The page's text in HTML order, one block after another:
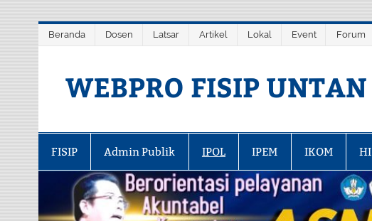
Beranda Dosen Latsar Artikel Lokal Event Forum
WEBPRO FISIP UNTAN
FISIP Admin Publik IPOL IPEM IKOM HI